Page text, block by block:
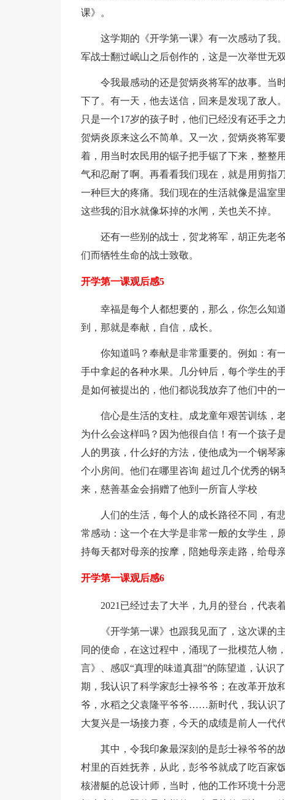
课》。
这学期的《开学第一课》有一次感动了我
军战士翻过岷山之后创作的，这是一次举世无双
令我最感动的还是贺炳炎将军的故事。当
下了。有一天，他去送信，回来是发现了敌人
只是一个17岁的孩子时，他们已经没有还手之
贺炳炎原来这么不简单。又一次，贺炳炎将军
着，用当时农民用的锯子把手锯了下来，整整
气和忍耐了啊。再看看我们现在，就是用剪指
一种巨大的疼痛。我们现在的生活就像是温室
这些我的泪水就像坏掉的水闸，关也关不掉。
还有一些别的战士，贺龙将军，胡正先老
们而牺牲生命的战士致敬。
开学第一课观后感5
幸福是每个人都想要的，那么，你怎么知
到，那就是奉献，自信，成长。
你知道吗？奉献是非常重要的。例如：有
手中拿起的各种水果。几分钟后，每个学生的
是如何被提出的，他们都说我放弃了他们中的
信心是生活的支柱。成龙童年艰苦训练，
为什么会这样吗？因为他很自信！有一个孩子
人的男孩，什么好的方法，使他成为一个钢琴
个小房间。他们在哪里咨询 超过几个优秀的
来，慈善基金会捐赠了他到一所盲人学校
人们的生活，每个人的成长路径不同，有
常感动：这一个在大学是非常一般的女学生，
持每天都对母亲的按摩，陪她母亲走路，给母
开学第一课观后感6
2021已经过去了大半，九月的登台，代表
《开学第一课》也跟我见面了，这次课的
同的使命，在这过程中，涌现了一批模范人物
言》、感叹“真理的味道真甜”的陈望道，认识
期，我认识了科学家彭士禄爷爷；在改革开放
爷，水稻之父袁隆平爷爷……新时代，我认识
大复兴是一场接力赛，今天的成绩是前人一代
其中，令我印象最深刻的是彭士禄爷爷的
村里的百姓抚养，从此，彭爷爷就成了吃百家
核潜艇的总设计师，当时，他的工作环境十分